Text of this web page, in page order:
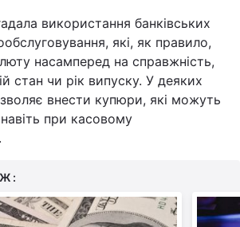
використання банківських
які, як правило,
насамперед на справжність,
стан чи рік випуску. У деяких
внести купюри, які можуть
при касовому